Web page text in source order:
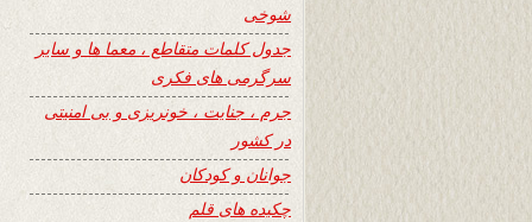
شوخی
جدول کلمات متقاطع ، معما ها و سایر
سرگرمی های فکری
جرم ، جنایت ، خونریزی و بی امنیتی
در کشور
جوانان و کودکان
چکیده های قلم